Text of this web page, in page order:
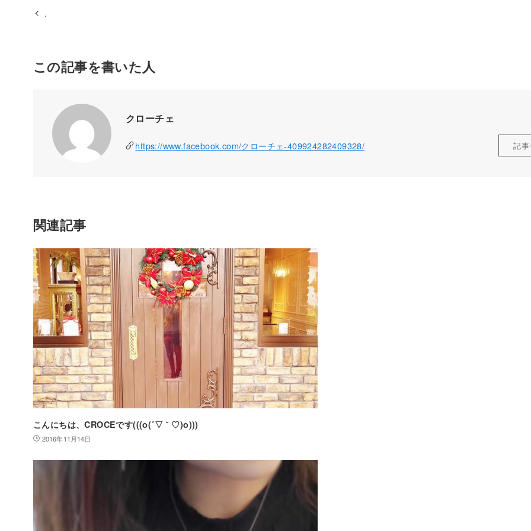
.
この記事を書いた人
クローチェ
https://www.facebook.com/クローチェ-409924282409328/ 記
関連記事
こんにちは、CROCEです(((o(´▽｀♡)o)))
2016年11月14日